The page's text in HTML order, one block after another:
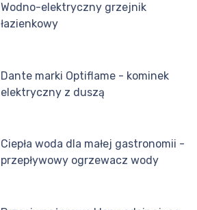
Wodno-elektryczny grzejnik
łazienkowy
Dante marki Optiflame - kominek
elektryczny z duszą
Ciepła woda dla małej gastronomii -
przepływowy ogrzewacz wody